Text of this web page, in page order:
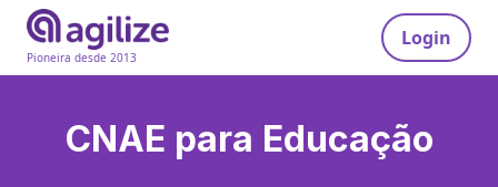
Pioneira desde 2013
Login
CNAE para Educação